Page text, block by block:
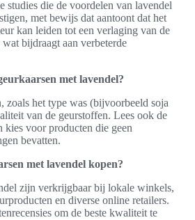
studies die de voordelen van lavendel
met bewijs dat aantoont dat het
kan leiden tot een verlaging van de
bijdraagt aan verbeterde
met lavendel?
zoals het type was (bijvoorbeeld soja
van de geurstoffen. Lees ook de
kies voor producten die geen
bevatten.
met lavendel kopen?
zijn verkrijgbaar bij lokale winkels,
en diverse online retailers.
om de beste kwaliteit te